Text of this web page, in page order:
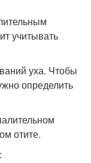
учитывать
уха. Чтобы
определить
отите.